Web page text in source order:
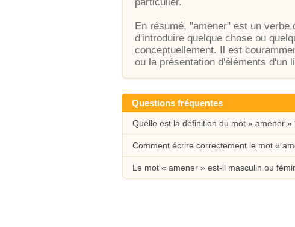
En résumé, "amener" est un
d'introduire quelque chose ou
conceptuellement. Il est
ou la présentation d'éléments d'un
Questions fréquentes
Quelle est la définition du mot « amener »
Comment écrire correctement le mot «
Le mot « amener » est-il masculin ou